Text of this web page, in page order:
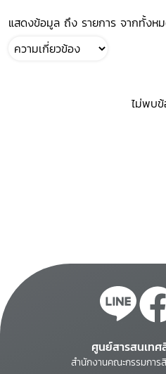
แสดงข้อมูล ถึง รายการ จากทั้งห
ไม่พบ
ศูนย์สารสนเท
สำนักงานคณะกรรมกา